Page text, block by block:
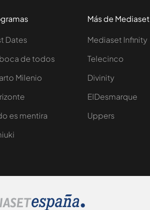
Dates
de todos
Milenio
es mentira
Más de Mediaset
Mediaset Infinity
Telecinco
Divinity
ElDesmarque
Uppers